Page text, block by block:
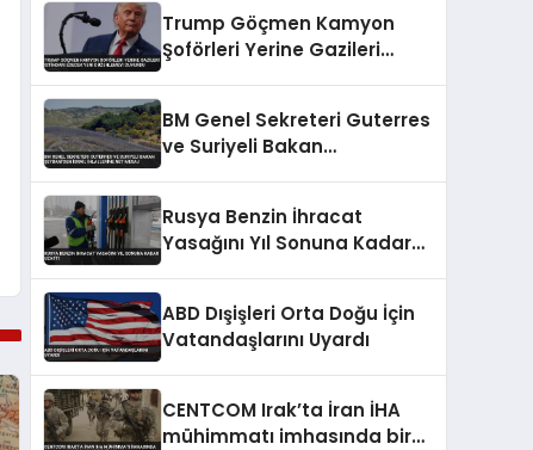
Trump Göçmen Kamyon
Şoförleri Yerine Gazileri
BM Genel Sekreteri Guterres
ve Suriyeli Bakan
Rusya Benzin İhracat
Yasağını Yıl Sonuna Kadar
ABD Dışişleri Orta Doğu İçin
Vatandaşlarını Uyardı
CENTCOM Irak’ta İran İHA
mühimmatı imhasında bir